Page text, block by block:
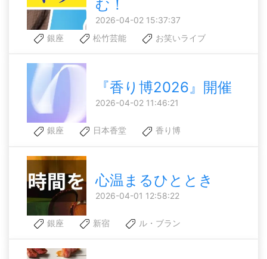
む！
2026-04-02 15:37:37
銀座
松竹芸能 お笑いライブ
『香り博2026』開催
2026-04-02 11:46:21
銀座 日本香堂 香り博
心温まるひととき
2026-04-01 12:58:22
銀座 新宿 ル・ブラン